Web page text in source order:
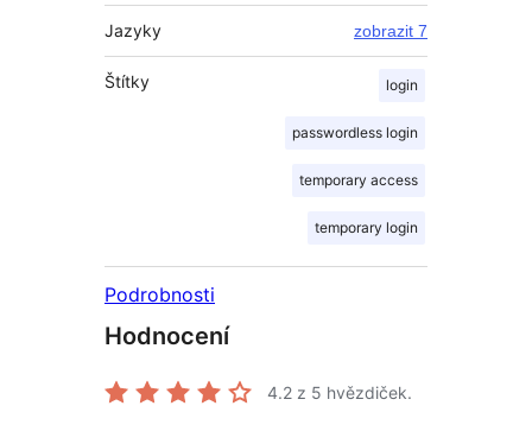
Jazyky zobrazit 7
Štítky login
passwordless login
temporary access
temporary login
Podrobnosti
Hodnocení
4.2 z 5 hvězdiček.